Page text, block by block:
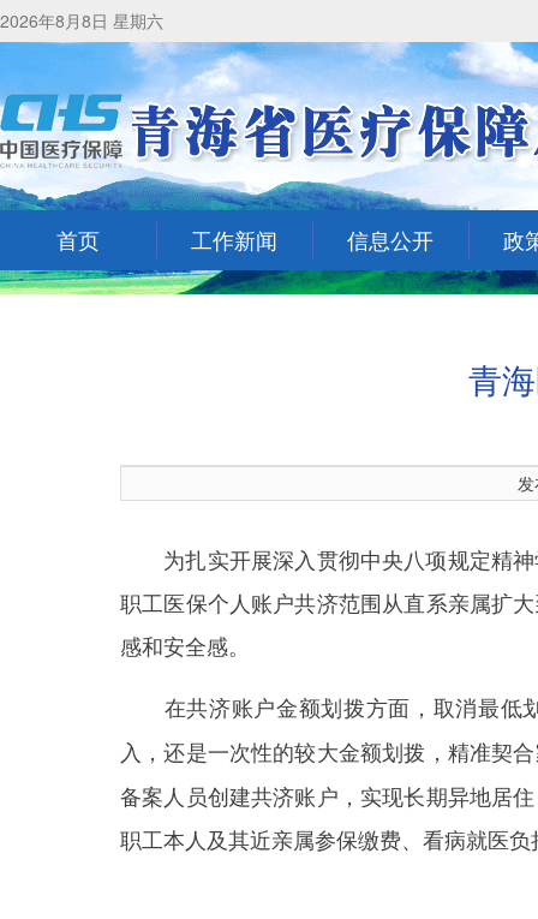
2026年8月8日 星期六
首页 工作新闻 信息公开 政
青
为扎实开展深入贯彻中央八项规定精神
职工医保个人账户共济范围从直系亲属扩
感和安全感。
在共济账户金额划拨方面 ，取消最
入，还是一次性的较大金额划拨，精准契
备案人员创建共济账户，实现长期异地居
职工本人及其近亲属参保缴费、看病就医负